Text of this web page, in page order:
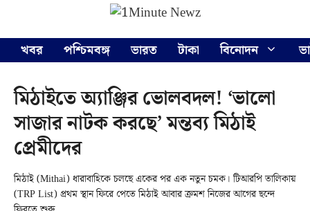
content
খবর
পশ্চিমবঙ্গ ভারত টাকা বিনোদন
মিঠাইতে অ্যাঞ্জির ভোলবদল! ‘ভালো
সাজার নাটক করছে’ মন্তব্য মিঠাই
প্রেমীদের
মিঠাই (Mithai) ধারাবাহিকে চলছে একের পর এক নতুন চমক। টিআরপি তালিকায়
(TRP List) প্রথম স্থান ফিরে পেতে মিঠাই আবার ক্রমশ নিজের আগের ছন্দে